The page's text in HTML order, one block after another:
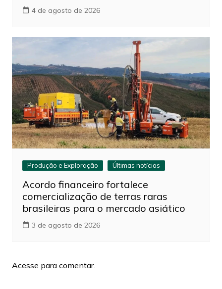
4 de agosto de 2026
Produção e Exploração Últimas notícias
Acordo financeiro fortalece
comercialização de terras raras
brasileiras para o mercado asiático
3 de agosto de 2026
Acesse para comentar.